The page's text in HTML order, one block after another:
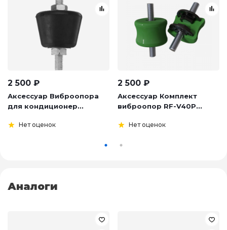
2 500 ₽
Аксессуар Виброопора
для кондиционер...
Нет оценок
2 500 ₽
Аксессуар Комплект
виброопор RF-V40P...
Нет оценок
Аналоги